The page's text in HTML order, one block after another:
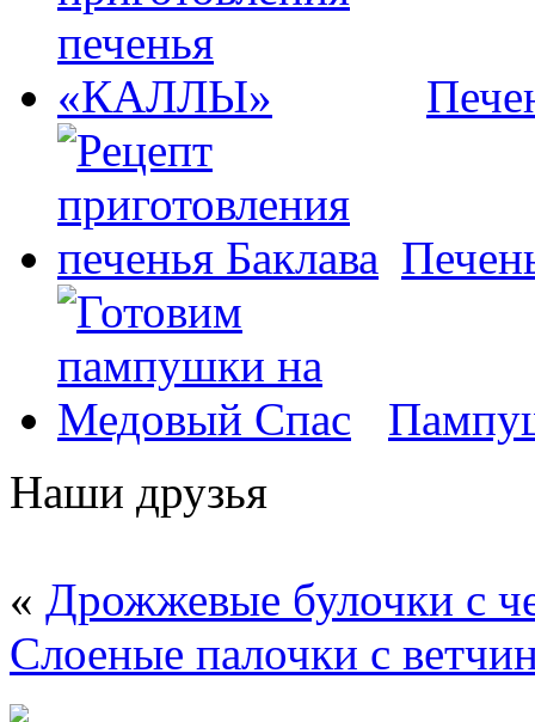
Наши друзья
« Дрожжевые булочки с
Слоеные палочки с